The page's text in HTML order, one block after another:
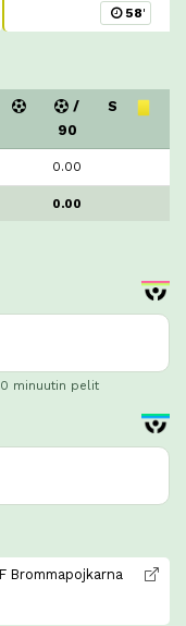
58'
/
90
S
0.00
0.00
minuutin pelit
Brommapojkarna